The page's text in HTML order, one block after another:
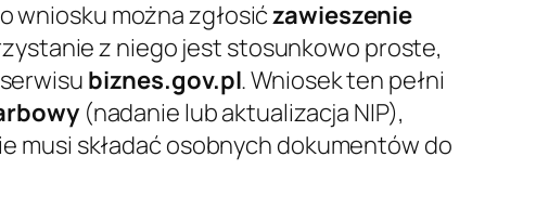
wniosku można zgłosićzawieszenie
z niego jest stosunkowo proste,
biznes.gov.pl. Wniosek ten pełni
(nadanie lub aktualizacja NIP),
musi składać osobnych dokumentów do